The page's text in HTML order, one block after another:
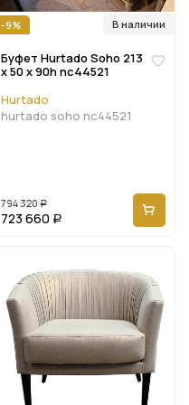
В наличии
-9%
Буфет Hurtado Soho 213
x 50 x 90h nc44521
Hurtado
hurtado soho nc44521
794 320 Р
723 660 Р